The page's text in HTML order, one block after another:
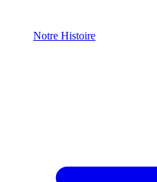
Notre Histoire